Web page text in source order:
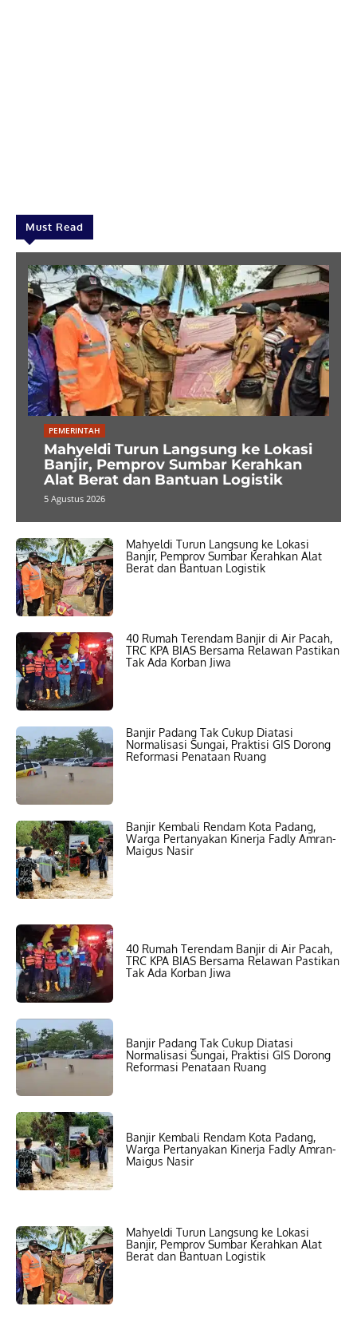
Must Read
PEMERINTAH
Mahyeldi Turun Langsung ke Lokasi
Banjir, Pemprov Sumbar Kerahkan
Alat Berat dan Bantuan Logistik
5 Agustus 2026
Mahyeldi Turun Langsung ke Lokasi
Banjir, Pemprov Sumbar Kerahkan Alat
Berat dan Bantuan Logistik
40 Rumah Terendam Banjir di Air Pacah,
TRC KPA BIAS Bersama Relawan Pastikan
Tak Ada Korban Jiwa
Banjir Padang Tak Cukup Diatasi
Normalisasi Sungai, Praktisi GIS Dorong
Reformasi Penataan Ruang
Banjir Kembali Rendam Kota Padang,
Warga Pertanyakan Kinerja Fadly Amran-
Maigus Nasir
40 Rumah Terendam Banjir di Air Pacah,
TRC KPA BIAS Bersama Relawan Pastikan
Tak Ada Korban Jiwa
Banjir Padang Tak Cukup Diatasi
Normalisasi Sungai, Praktisi GIS Dorong
Reformasi Penataan Ruang
Banjir Kembali Rendam Kota Padang,
Warga Pertanyakan Kinerja Fadly Amran-
Maigus Nasir
Mahyeldi Turun Langsung ke Lokasi
Banjir, Pemprov Sumbar Kerahkan Alat
Berat dan Bantuan Logistik